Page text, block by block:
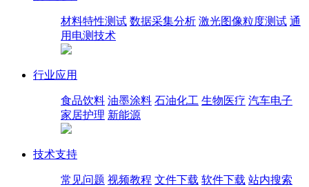
材料特性测试 数据采集分析 激光图像粒度测试 通
用电测技术
行业应用
食品饮料 油墨涂料 石油化工 生物医疗 汽车电子
家居护理 新能源
技术支持
常见问题 视频教程 文件下载 软件下载 站内搜索